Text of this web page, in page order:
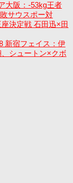
大阪：-53kg王者
サウスポー対
決定戦 石田迅×田
新宿フェイス：伊
シュートン×クボ